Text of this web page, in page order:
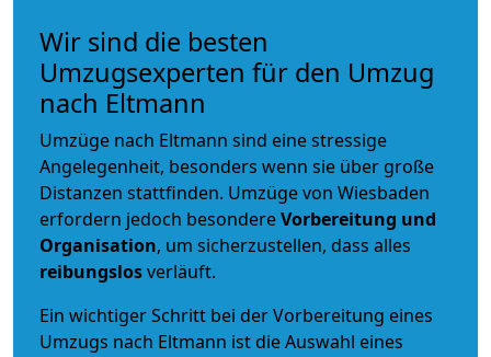
Wir sind die besten
Umzugsexperten für den Umzug
nach Eltmann
Umzüge nach Eltmann sind eine stressige
Angelegenheit, besonders wenn sie über große
Distanzen stattfinden. Umzüge von Wiesbaden
erfordern jedoch besondereVorbereitung und
Organisation, um sicherzustellen, dass alles
reibungslosverläuft.
Ein wichtiger Schritt bei der Vorbereitung eines
Umzugs nach Eltmann ist die Auswahl eines